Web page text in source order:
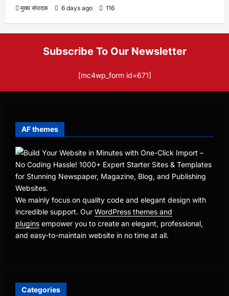
मुख्य संपादक 6 days ago 116
Subscribe To Our Newsletter
[mc4wp_form id=671]
AF themes
We mainly focus on quality code and elegant design with
incredible support. Our WordPress themes and
plugins empower you to create an elegant, professional,
and easy-to-maintain website in no time at all.
Categories